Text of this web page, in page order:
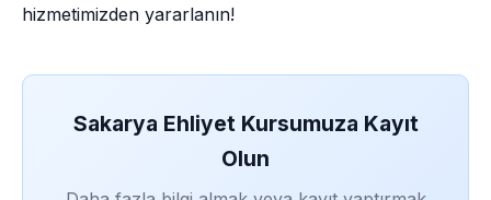
hizmetimizden yararlanın!
Sakarya Ehliyet Kursumuza Kayıt
Olun